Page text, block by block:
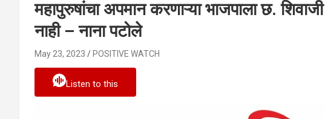
महापुरुषांचा अपमान करणाऱ्या भाजपाला छ.
नाही – नाना पटोले
May 23, 2023 POSITIVE WATCH
Listen to this